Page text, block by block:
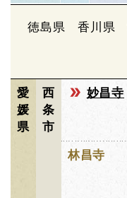
徳島県 香川県
愛
媛
県
西
条
市
妙昌寺
林昌寺